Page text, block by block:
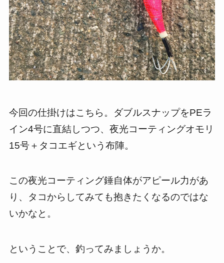
今回の仕掛けはこちら。ダブルスナップをPEラ
イン4号に直結しつつ、夜光コーティングオモリ
15号＋タコエギという布陣。
この夜光コーティング錘自体がアピール力があ
り、タコからしてみても抱きたくなるのではな
いかなと。
ということで、釣ってみましょうか。